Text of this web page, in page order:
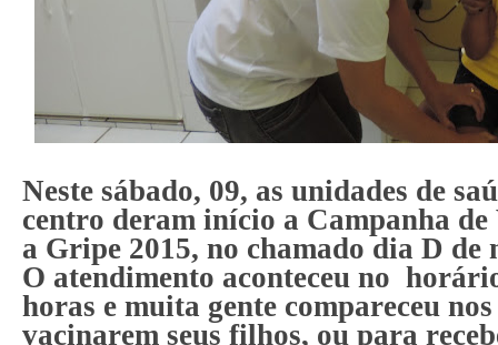
Neste sábado, 09, as unidades de
centro deram início a Campanha
a Gripe 2015, no chamado dia D de
O atendimento aconteceu no
horas e muita gente compareceu
vacinarem seus filhos, ou para